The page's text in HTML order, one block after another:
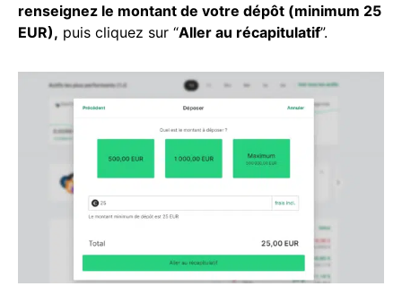
renseignez le montant de votre dépôt (minimum 25
EUR), puis cliquez sur “Aller au récapitulatif”.